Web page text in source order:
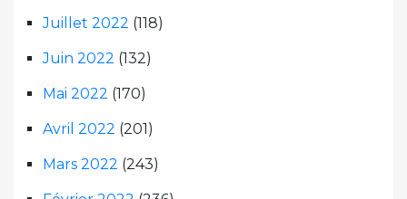
Juillet 2022 (118)
Juin 2022 (132)
Mai 2022 (170)
Avril 2022 (201)
Mars 2022 (243)